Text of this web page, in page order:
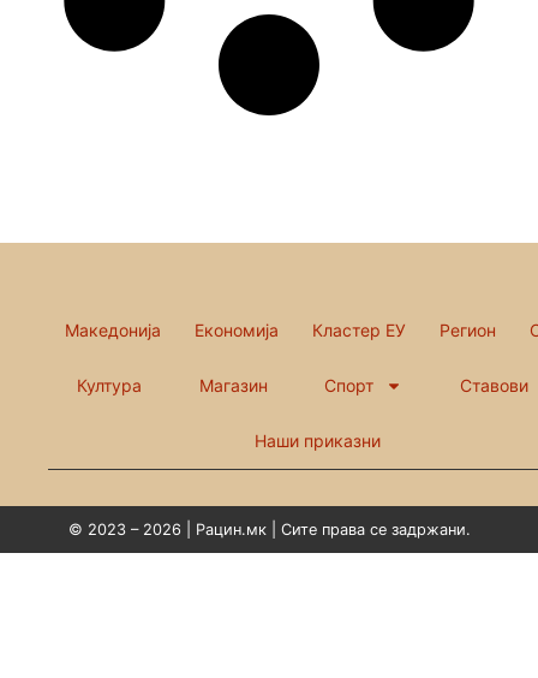
Македонија Економија Кластер ЕУ Регион
Култура Магазин Спорт Ставови
Наши приказни
© 2023 – 2026 | Рацин.мк | Сите права се задржани.